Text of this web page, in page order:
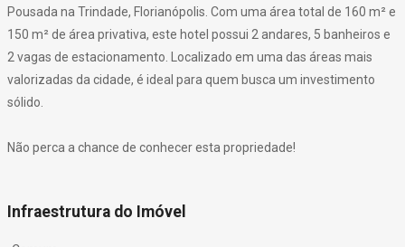
Pousada na Trindade, Florianópolis. Com uma área total de 160 m² e
150 m² de área privativa, este hotel possui 2 andares, 5 banheiros e
2 vagas de estacionamento. Localizado em uma das áreas mais
valorizadas da cidade, é ideal para quem busca um investimento
sólido.
Não perca a chance de conhecer esta propriedade!
Infraestrutura do Imóvel